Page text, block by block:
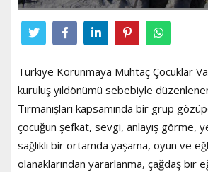
Türkiye Korunmaya Muhtaç Çocuklar
kuruluş yıldönümü sebebiyle
Tırmanışları kapsamında bir grup
çocuğun şefkat, sevgi, anlayış görme,
sağlıklı bir ortamda yaşama, oyun ve
olanaklarından yararlanma, çağdaş bir